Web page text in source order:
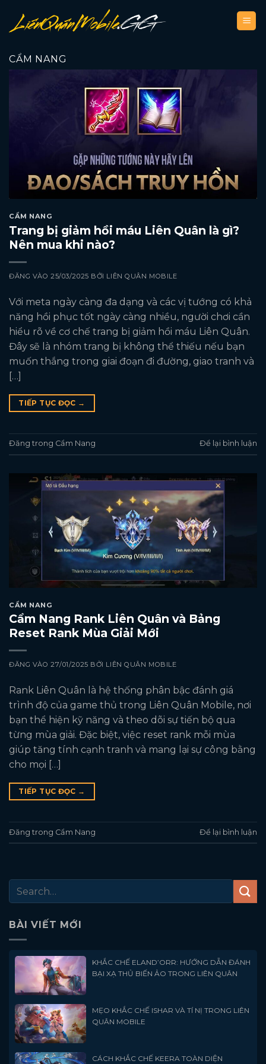
qua
nội
dung
CẨM NANG
CẨM NANG
Trang bị giảm hồi máu Liên Quân là gì?
Nên mua khi nào?
ĐĂNG VÀO25/03/2025 BỞI LIÊN QUÂN MOBILE
Với meta ngày càng đa dạng và các vị tướng có khả
năng hồi phục tốt ngày càng nhiều, người chơi cần
hiểu rõ về cơ chế trang bị giảm hồi máu Liên Quân.
Đây sẽ là nhóm trang bị không thể thiếu nếu bạn
muốn thắng trong giai đoạn đi đường, giao tranh và
[…]
TIẾP TỤC ĐỌC →
Đăng trong Cẩm Nang Để lại bình luận
CẨM NANG
Cẩm Nang Rank Liên Quân và Bảng
Reset Rank Mùa Giải Mới
ĐĂNG VÀO27/01/2025 BỞI LIÊN QUÂN MOBILE
Rank Liên Quân là hệ thống phân bậc đánh giá
trình độ của game thủ trong Liên Quân Mobile, nơi
bạn thể hiện kỹ năng và theo dõi sự tiến bộ qua
từng mùa giải. Đặc biệt, việc reset rank mỗi mùa
giúp tăng tính cạnh tranh và mang lại sự công bằng
cho mọi […]
TIẾP TỤC ĐỌC →
Đăng trong Cẩm Nang Để lại bình luận
BÀI VIẾT MỚI
KHẮC CHẾ ELAND’ORR: HƯỚNG DẪN ĐÁNH
BẠI XẠ THỦ BIẾN ẢO TRONG LIÊN QUÂN
MẸO KHẮC CHẾ ISHAR VÀ TÍ NỊ TRONG LIÊN
QUÂN MOBILE
CÁCH KHẮC CHẾ KEERA TOÀN DIỆN